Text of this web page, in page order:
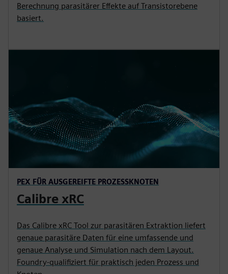
Berechnung parasitärer Effekte auf Transistorebene
basiert.
PEX FÜR AUSGEREIFTE PROZESSKNOTEN
Calibre xRC
Das Calibre xRC Tool zur parasitären Extraktion liefert
genaue parasitäre Daten für eine umfassende und
genaue Analyse und Simulation nach dem Layout.
Foundry-qualifiziert für praktisch jeden Prozess und